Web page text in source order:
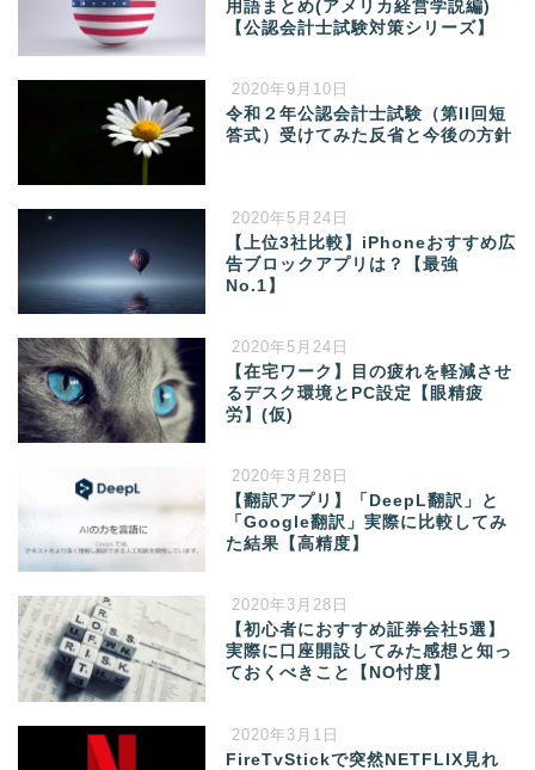
用語まとめ(アメリカ経営学説編)
【公認会計士試験対策シリーズ】
2020年9月10日
令和２年公認会計士試験（第II回短
答式）受けてみた反省と今後の方針
2020年5月24日
【上位3社比較】iPhoneおすすめ広
告ブロックアプリは？【最強
No.1】
2020年5月24日
【在宅ワーク】目の疲れを軽減させ
るデスク環境とPC設定【眼精疲
労】(仮)
2020年3月28日
【翻訳アプリ】「DeepL翻訳」と
「Google翻訳」実際に比較してみ
た結果【高精度】
2020年3月28日
【初心者におすすめ証券会社5選】
実際に口座開設してみた感想と知っ
ておくべきこと【NO忖度】
2020年3月1日
FireTvStickで突然NETFLIX見れ